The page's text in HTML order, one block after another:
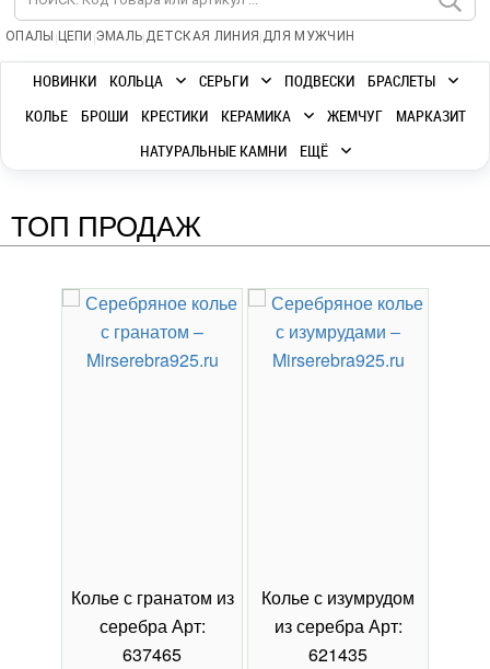
ОПАЛЫ | ЦЕПИ |ЭМАЛЬ|ДЕТСКАЯ ЛИНИЯ |ДЛЯ МУЖЧИН
НОВИНКИ КОЛЬЦА СЕРЬГИ ПОДВЕСКИ
БРАСЛЕТЫ
КОЛЬЕ
БРОШИ КРЕСТИКИ КЕРАМИКА ЖЕМЧУГ
МАРКАЗИТ
НАТУРАЛЬНЫЕ КАМНИ
ЕЩЁ
ТОП ПРОДАЖ
Колье с гранатом из
серебра Арт:
637465
Колье с изумрудом
из серебра Арт:
621435